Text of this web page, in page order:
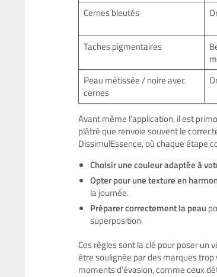
Cernes bleutés
Taches pigmentaires
Peau métissée / noire avec
cernes
Avant même l’application, il est
plâtré que renvoie souvent le
DissimulEssence, où chaque étape
Choisir une couleur adaptée à
Opter pour une texture en
la journée.
Préparer correctement la peau
superposition.
Ces règles sont la clé pour poser un
être soulignée par des marques
moments d’évasion, comme ceux